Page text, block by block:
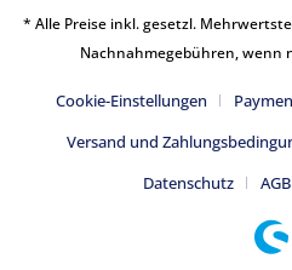
* Alle Preise inkl. gesetzl.
Nachnahmegebühren, wenn
Cookie-Einstellungen
Versand und
Datenschutz
AGB